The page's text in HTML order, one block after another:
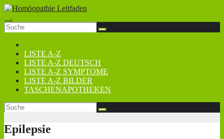
Zum
Inhalt
springen
LISTE A-Z
LISTE A-Z DEUTSCH
LISTE A-Z SYMPTOME
LISTE A-Z BILDER
TASCHENAPOTHEKEN
Epilepsie